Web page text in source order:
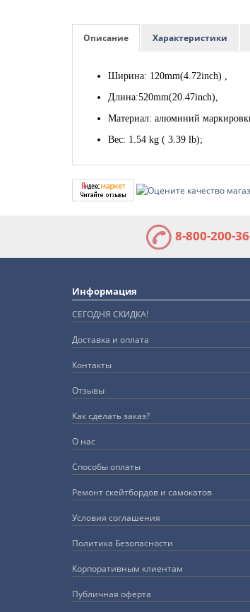
Описание Характеристики
Ширина: 120mm(4.72inch) ,
Длина:520mm(20.47inch),
Материал: алюминий
Вес: 1.54 kg ( 3.39 lb);
8-800-200-
Информация
СЕГОДНЯ СКИДКА!
Доставка и оплата
Контакты
Отзывы
Как сделать заказ?
О нас
Способы оплаты
Ремонт скейтбордов и самокатов
Условия соглашения
Политика Безопасности
Корпоративным клиентам
Публичная оферта